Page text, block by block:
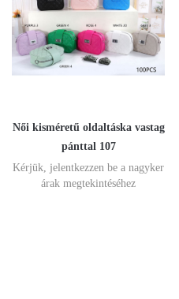
Női kisméretű oldaltáska vastag
pánttal 107
Kérjük, jelentkezzen be a nagyker
árak megtekintéséhez